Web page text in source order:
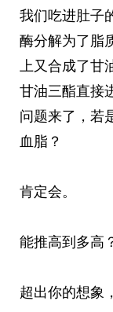
我们吃进肚子
酶分解为了脂
上又合成了甘
甘油三酯直接
问题来了，若
血脂？
肯定会。
能推高到多高
超出你的想象